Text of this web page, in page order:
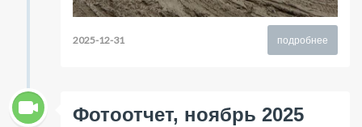
подробнее
2025-12-31
Фотоотчет, ноябрь 2025